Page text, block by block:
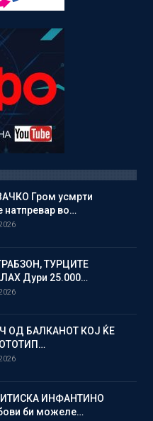
Гром усмрти
натпревар во…
ТУРЦИТЕ
Дури 25.000…
ОД БАЛКАНОТ КОЈ ЌЕ
ИНФАНТИНО
би можеле…